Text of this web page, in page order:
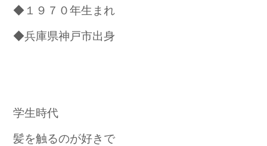
◆１９７０年生まれ
◆兵庫県神戸市出身
学生時代
髪を触るのが好きで